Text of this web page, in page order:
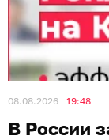
08.08.2026 19:48
В России